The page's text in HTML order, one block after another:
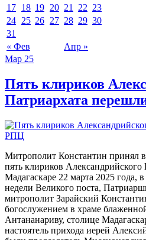
« Фев Апр »
17 18 19 20 21 22 23
24 25 26 27 28 29 30
31
Мар 25
Пять клириков
Патриархата
Митрополит Константин принял
пять клириков Александрийского
Мадагаскаре 22 марта 2025 года,
недели Великого поста,
митрополит Зарайский
богослужением в храме
Антананариву, столице
настоятель прихода иерей